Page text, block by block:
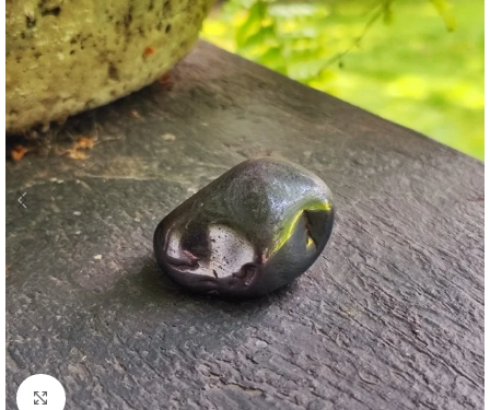
Spustelėkite, kad padidintumėte